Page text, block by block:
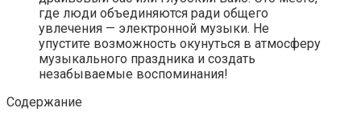
где люди объединяются ради общего
увлечения — электронной музыки. Не
упустите возможность окунуться в атмосферу
музыкального праздника и создать
незабываемые воспоминания!
Содержание